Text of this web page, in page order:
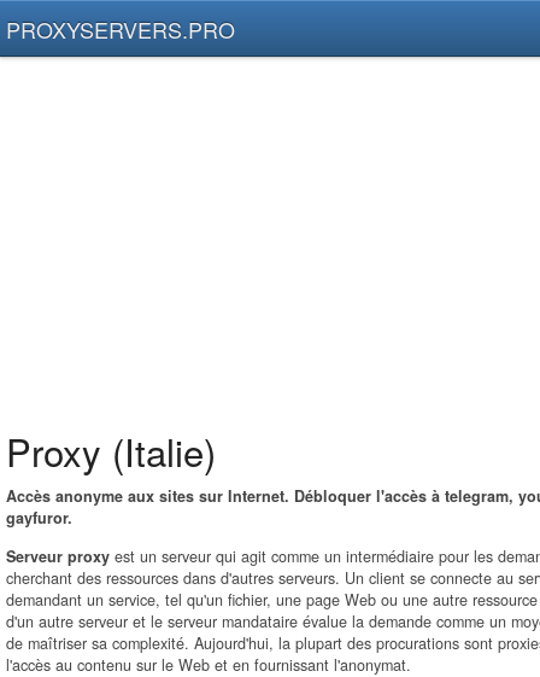
PROXYSERVERS.PRO
Proxy (Italie)
Accès anonyme aux sites sur Internet. Débloquer l'accès à telegram,
gayfuror.
Serveur proxy est un serveur qui agit comme un intermédiaire pour les
cherchant des ressources dans d'autres serveurs. Un client se connecte au
demandant un service, tel qu'un fichier, une page Web ou une autre
d'un autre serveur et le serveur mandataire évalue la demande comme un
de maîtriser sa complexité. Aujourd'hui, la plupart des procurations sont
l'accès au contenu sur le Web et en fournissant l'anonymat.